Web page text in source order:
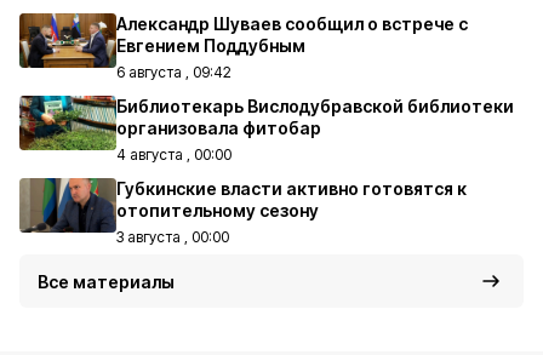
Александр Шуваев сообщил о встрече с
Евгением Поддубным
6 августа , 09:42
Библиотекарь Вислодубравской библиотеки
организовала фитобар
4 августа , 00:00
Губкинские власти активно готовятся к
отопительному сезону
3 августа , 00:00
Все материалы